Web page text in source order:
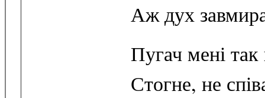
Аж дух
Пугач мені так
Стогне, не